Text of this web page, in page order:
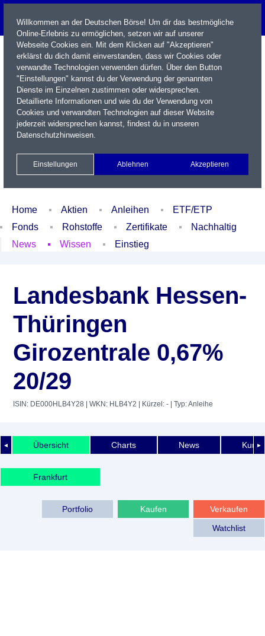
Name / WKN / ISIN / Kürzel
Xetra Realtime
Watchlist Portfolio Login
Home Aktien Anleihen
ETF/ETP
Fonds
Rohstoffe Zertifikate
Nachhaltig
News
Wissen Einstieg
Landesbank Hessen-
Thüringen
Girozentrale 0,67%
20/29
ISIN: DE000HLB4Y28 | WKN: HLB4Y2 | Kürzel: - | Typ: Anleihe
◄ ►
Übersicht Charts News
Frankfurt
Verkaufen
Kaufen
Portfolio
Watchlist
Willkommen an der Deutschen Börse! Um dir das bestmögliche
Online-Erlebnis zu ermöglichen, setzen wir auf unserer
Webseite Cookies ein. Mit dem Klicken auf "Akzeptieren"
erklärst du dich damit einverstanden, dass wir Cookies oder
verwandte Technologien verwenden dürfen. Über den Button
"Einstellungen" kannst du der Verwendung der genannten
Dienste im Einzelnen zustimmen oder widersprechen.
Detaillierte Informationen und wie du der Verwendung von
Cookies und verwandten Technologien auf dieser Website
jederzeit widersprechen kannst, findest du in unseren
Datenschutzhinweisen.
Einstellungen Ablehnen Akzeptieren